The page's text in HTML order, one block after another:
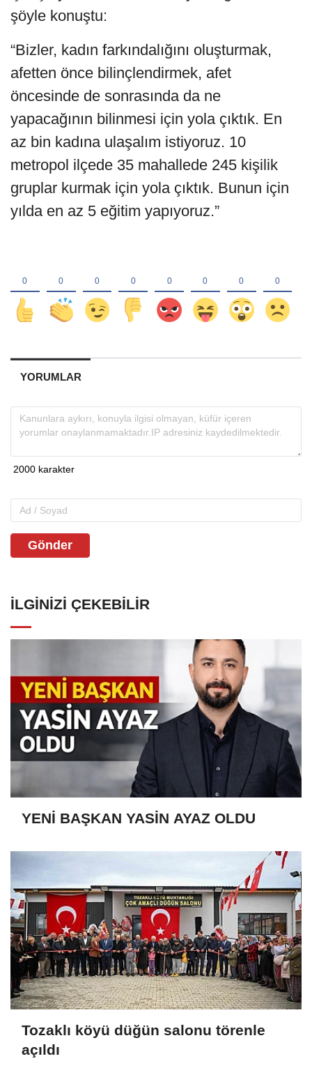
şöyle konuştu:
“Bizler, kadın farkındalığını oluşturmak,
afetten önce bilinçlendirmek, afet
öncesinde de sonrasında da ne
yapacağının bilinmesi için yola çıktık. En
az bin kadına ulaşalım istiyoruz. 10
metropol ilçede 35 mahallede 245 kişilik
gruplar kurmak için yola çıktık. Bunun için
yılda en az 5 eğitim yapıyoruz.”
YORUMLAR
Gönder
İLGINIZI ÇEKEBILIR
YENİ BAŞKAN YASİN AYAZ OLDU
Tozaklı köyü düğün salonu törenle
açıldı